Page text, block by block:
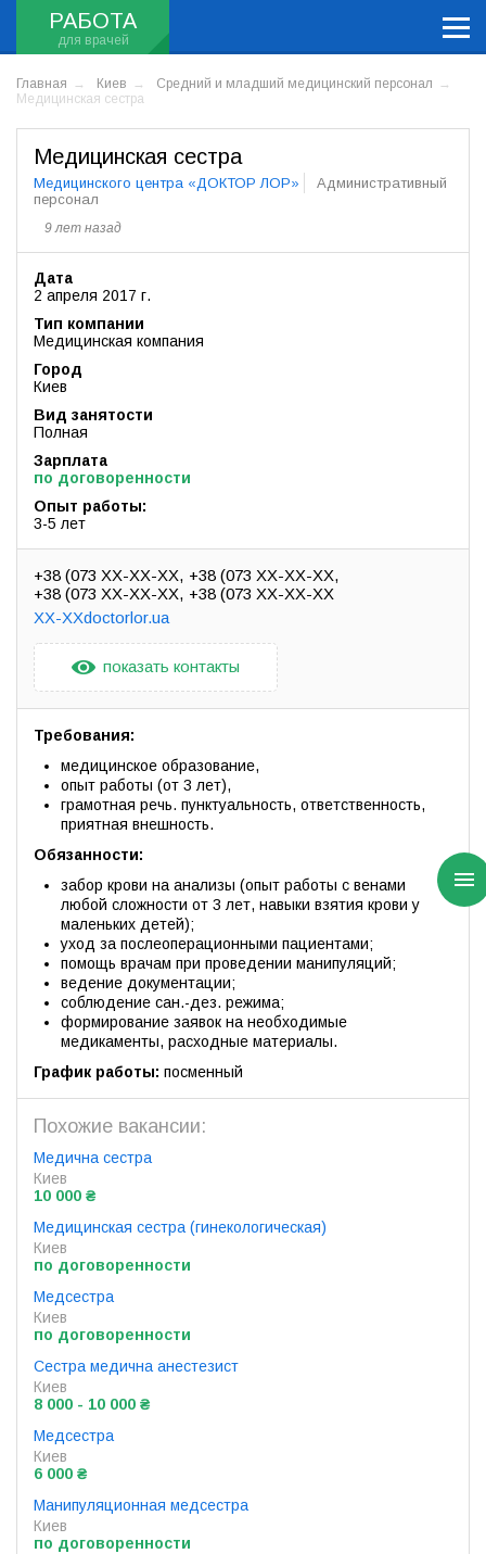
РАБОТА
Главная Киев
Средний и младший медицинский персонал
Медицинская сестра
Медицинская сестра
Медицинского центра «ДОКТОР ЛОР»
Административный
персонал
9 лет назад
Дата
2 апреля 2017 г.
Тип компании
Медицинская компания
Город
Киев
Вид занятости
Полная
Зарплата
по договоренности
Опыт работы:
3-5 лет
+38 (073 XX-XX-XX +38 (073 XX-XX-XX
+38 (073 XX-XX-XX +38 (073 XX-XX-XX
XX-XXdoctorlor.ua
показать контакты
Требования:
медицинское образование,
опыт работы (от 3 лет),
грамотная речь. пунктуальность, ответственность,
приятная внешность.
Обязанности:
забор крови на анализы (опыт работы с венами
любой сложности от 3 лет, навыки взятия крови у
маленьких детей);
уход за послеоперационными пациентами;
помощь врачам при проведении манипуляций;
ведение документации;
соблюдение сан.-дез. режима;
формирование заявок на необходимые
медикаменты, расходные материалы.
График работы: посменный
Похожие вакансии:
Медична сестра
Киев
10 000 ₴
Медицинская сестра (гинекологическая)
Киев
по договоренности
Медсестра
Киев
по договоренности
Сестра медична анестезист
Киев
8 000 - 10 000 ₴
Медсестра
Киев
6 000 ₴
Манипуляционная медсестра
Киев
по договоренности